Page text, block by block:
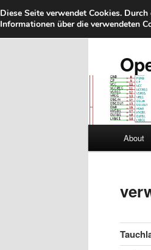
HauptmenüAbout
Diese Seite verwendet Cookies.
Informationen über die verwendeten